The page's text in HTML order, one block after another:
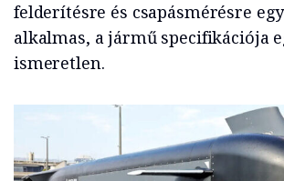
felderítésre és csapásmérésre
alkalmas, a jármű specifikációja
ismeretlen.